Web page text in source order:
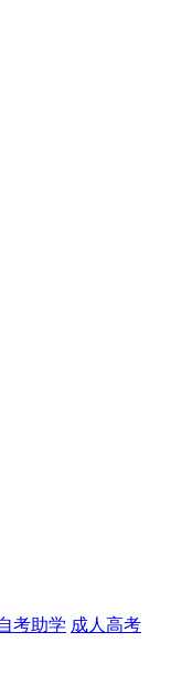
考助学 成人高考